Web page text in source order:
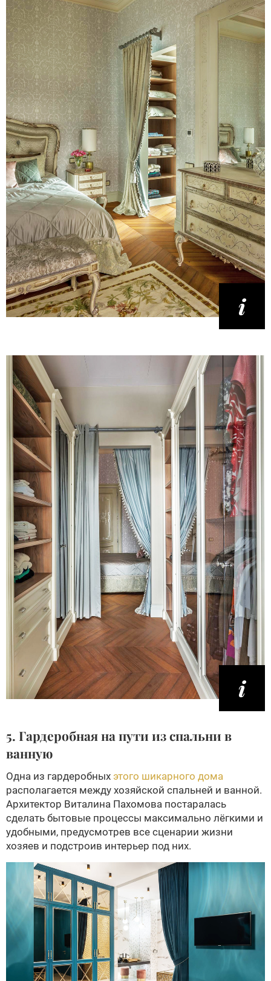
5. Гардеробная на пути из спальни в
ванную
Одна из гардеробных этого шикарного дома
располагается между хозяйской спальней и ванной.
Архитектор Виталина Пахомова постаралась
сделать бытовые процессы максимально лёгкими и
удобными, предусмотрев все сценарии жизни
хозяев и подстроив интерьер под них.